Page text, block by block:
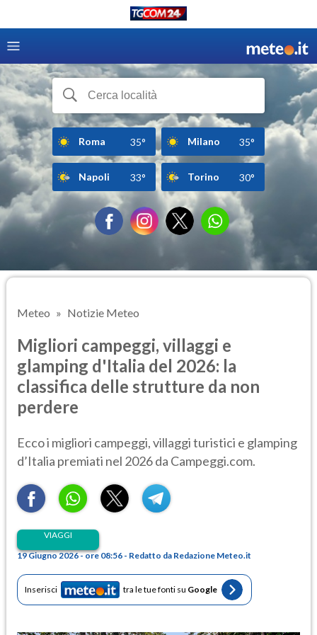
Roma 35° Milano 35°
Napoli 33° Torino 30°
Meteo Notizie Meteo
Migliori campeggi, villaggi e
glamping d'Italia del 2026: la
classifica delle strutture da non
perdere
Ecco i migliori campeggi, villaggi turistici e glamping
d’Italia premiati nel 2026 da Campeggi.com.
VIAGGI
19 Giugno 2026 - ore 08:56 - Redatto da Redazione Meteo.it
Inserisci tra le tue fonti su Google